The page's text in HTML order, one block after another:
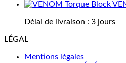
Délai de livraison : 3 jours
LÉGAL
Mentions légales